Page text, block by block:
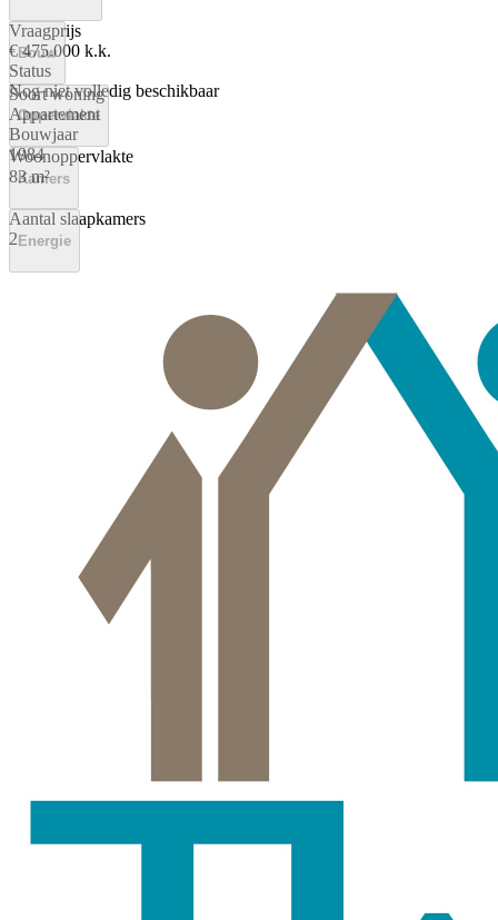
Vraagprijs
€ 475.000 k.k.
Status
Nog niet volledig beschikbaar
Bouw
Soort woning
Appartement
Bouwjaar
1984
Oppervlakte
Woonoppervlakte
83 m²
Kamers
Aantal slaapkamers
2 Energie